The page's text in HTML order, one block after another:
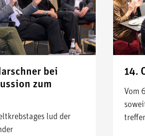
bei
zum
lud der
14.
Vom